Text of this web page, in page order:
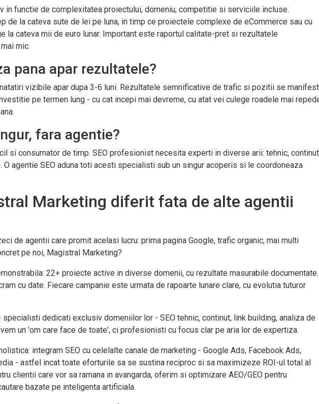
in functie de complexitatea proiectului, domeniu, competitie si serviciile incluse.
de la cateva sute de lei pe luna, in timp ce proiectele complexe de eCommerce sau cu
la cateva mii de euro lunar. Important este raportul calitate-pret si rezultatele
mic.
pana apar rezultatele?
vizibile apar dupa 3-6 luni. Rezultatele semnificative de trafic si pozitii se
pe termen lung - cu cat incepi mai devreme, cu atat vei culege roadele mai
fara agentie?
si consumator de timp. SEO profesionist necesita experti in diverse arii: tehnic,
O agentie SEO aduna toti acesti specialisti sub un singur acoperis si le coordoneaza
Marketing diferit fata de alte agentii
de agentii care promit acelasi lucru: prima pagina Google, trafic organic, mai multi
pe noi, Magistral Marketing?
22+ proiecte active in diverse domenii, cu rezultate masurabile documentate.
cu date. Fiecare campanie este urmata de rapoarte lunare clare, cu evolutia tuturor
specialisti dedicati exclusiv domeniilor lor - SEO tehnic, continut, link building, analiza de
un 'om care face de toate', ci profesionisti cu focus clar pe aria lor de expertiza.
integram SEO cu celelalte canale de marketing - Google Ads, Facebook Ads,
- astfel incat toate eforturile sa se sustina reciproc si sa maximizeze ROI-ul total al
clientii care vor sa ramana in avangarda, oferim si optimizare AEO/GEO pentru
bazate pe inteligenta artificiala.